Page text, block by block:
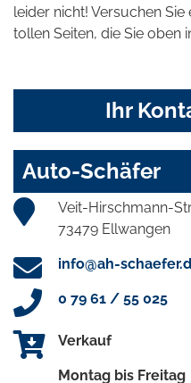
leider nicht! Versuchen
tollen Seiten, die Sie oben
Ihr
Auto-Schäfer
Veit-Hirschmann-
73479 Ellwangen
info@ah-
0 79 61 / 55 025
Verkauf
Montag bis Freitag